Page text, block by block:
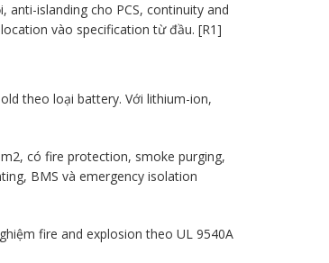
anti-islanding cho PCS, continuity and
vào specification từ đầu. [R1]
theo loại battery. Với lithium-ion,
có fire protection, smoke purging,
BMS và emergency isolation
fire and explosion theo UL 9540A